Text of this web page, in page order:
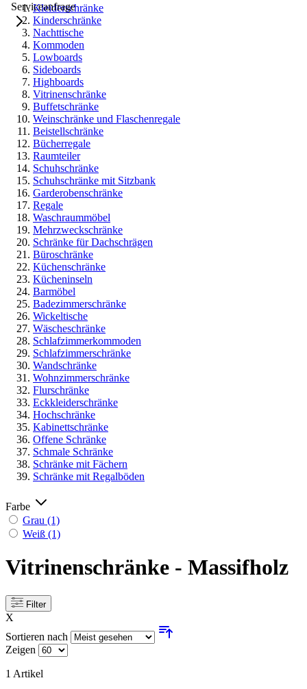
Serviceanfrage
Kleiderschränke
Kinderschränke
Nachttische
Kommoden
Lowboards
Sideboards
Highboards
Vitrinenschränke
Buffetschränke
Weinschränke und Flaschenregale
Beistellschränke
Bücherregale
Raumteiler
Schuhschränke
Schuhschränke mit Sitzbank
Garderobenschränke
Regale
Waschraummöbel
Mehrzweckschränke
Schränke für Dachschrägen
Büroschränke
Küchenschränke
Kücheninseln
Barmöbel
Badezimmerschränke
Wickeltische
Wäscheschränke
Schlafzimmerkommoden
Schlafzimmerschränke
Wandschränke
Wohnzimmerschränke
Flurschränke
Eckkleiderschränke
Hochschränke
Kabinettschränke
Offene Schränke
Schmale Schränke
Schränke mit Fächern
Schränke mit Regalböden
Farbe
Grau (1)
Weiß (1)
Vitrinenschränke - Massifholz
Filter
X
Sortieren nach
Zeigen
1 Artikel